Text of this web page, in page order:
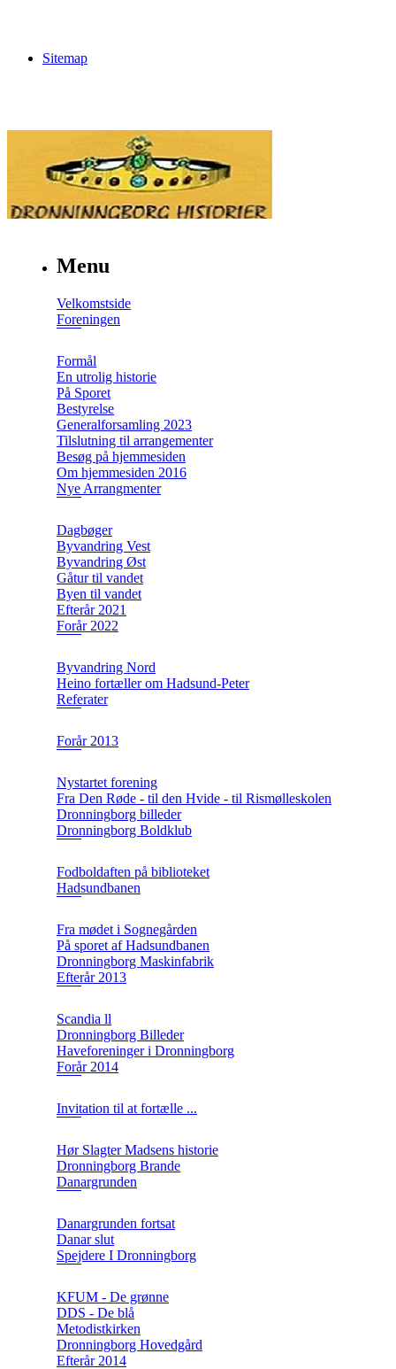
Sitemap
Menu
Velkomstside
Foreningen
Formål
En utrolig historie
På Sporet
Bestyrelse
Generalforsamling 2023
Tilslutning til arrangementer
Besøg på hjemmesiden
Om hjemmesiden 2016
Nye Arrangmenter
Dagbøger
Byvandring Vest
Byvandring Øst
Gåtur til vandet
Byen til vandet
Efterår 2021
Forår 2022
Byvandring Nord
Heino fortæller om Hadsund-Peter
Referater
Forår 2013
Nystartet forening
Fra Den Røde - til den Hvide - til Rismølleskolen
Dronningborg billeder
Dronningborg Boldklub
Fodboldaften på biblioteket
Hadsundbanen
Fra mødet i Sognegården
På sporet af Hadsundbanen
Dronningborg Maskinfabrik
Efterår 2013
Scandia ll
Dronningborg Billeder
Haveforeninger i Dronningborg
Forår 2014
Invitation til at fortælle ...
Hør Slagter Madsens historie
Dronningborg Brande
Danargrunden
Danargrunden fortsat
Danar slut
Spejdere I Dronningborg
KFUM - De grønne
DDS - De blå
Metodistkirken
Dronningborg Hovedgård
Efterår 2014